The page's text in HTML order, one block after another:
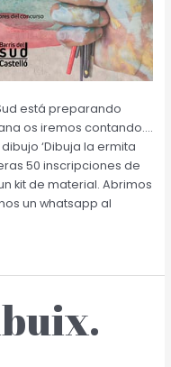
está preparando
os iremos contando….
‘Dibuja la ermita
50 inscripciones de
kit de material. Abrimos
un whatsapp al